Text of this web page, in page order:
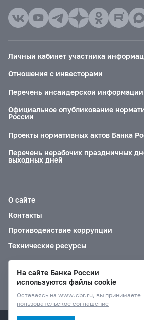
Личный кабинет участника
Отношения с инвесторами
Перечень инсайдерской
Официальное опубликование
России
Проекты нормативных актов Банка
Перечень нерабочих праздничных
выходных дней
О сайте
Контакты
Противодействие коррупции
Технические ресурсы
Версия для слабовидящих
На сайте Банка России
используются файлы cookie
Оставаясь на www.cbr.ru, вы принимаете
пользовательское соглашение